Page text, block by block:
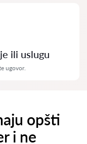
ili uslugu
ugovor.
opšti
i ne